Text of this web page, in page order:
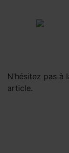
N’hésitez pas
article.